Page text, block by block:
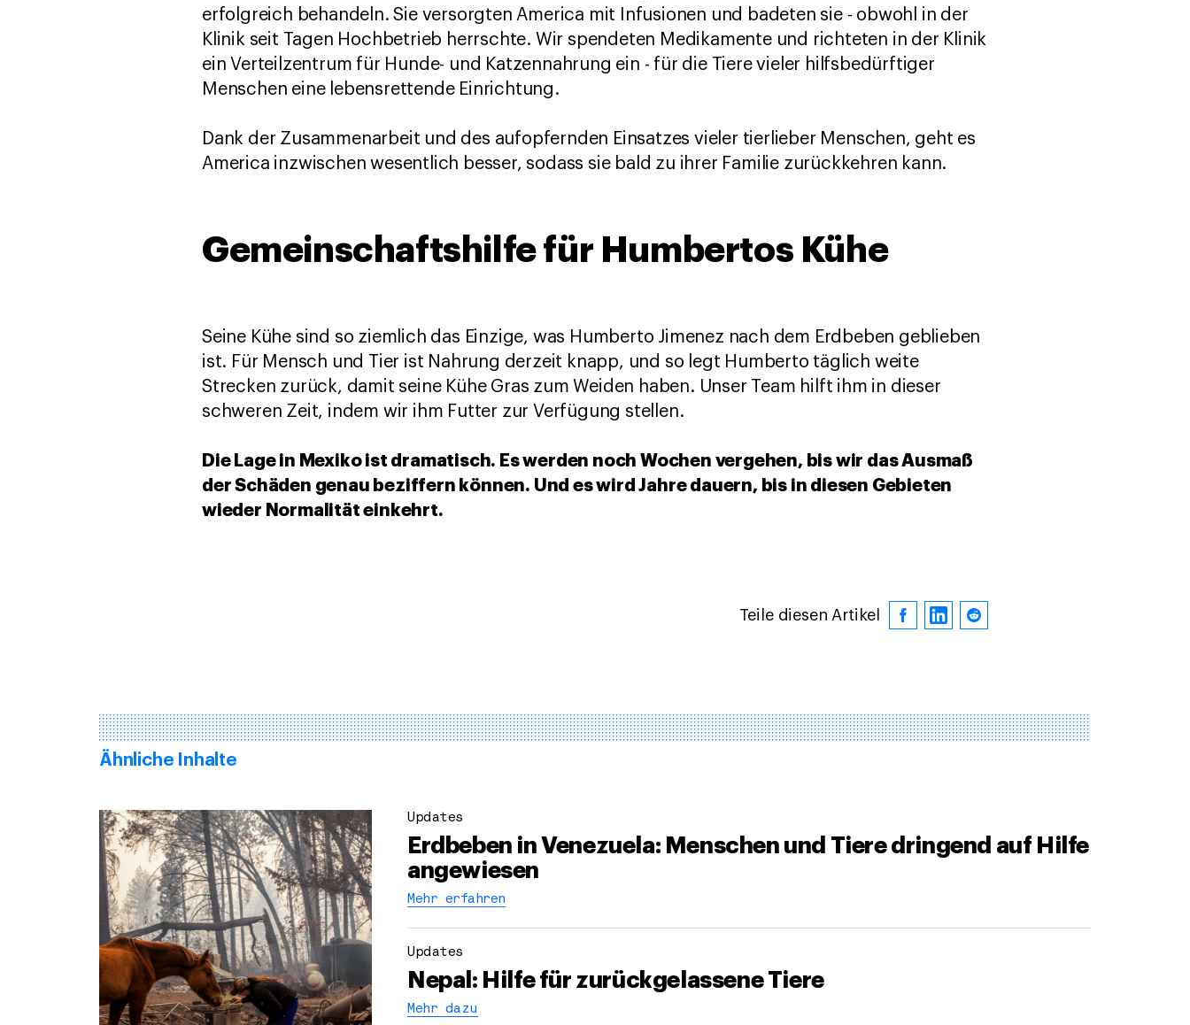
erfolgreich behandeln. Sie versorgten America mit Infusionen und badeten sie - obwohl in der
Klinik seit Tagen Hochbetrieb herrschte. Wir spendeten Medikamente und richteten in der Klinik
ein Verteilzentrum für Hunde- und Katzennahrung ein - für die Tiere vieler hilfsbedürftiger
Menschen eine lebensrettende Einrichtung.
Dank der Zusammenarbeit und des aufopfernden Einsatzes vieler tierlieber Menschen, geht es
America inzwischen wesentlich besser, sodass sie bald zu ihrer Familie zurückkehren kann.
Gemeinschaftshilfe für Humbertos Kühe
Seine Kühe sind so ziemlich das Einzige, was Humberto Jimenez nach dem Erdbeben geblieben
ist. Für Mensch und Tier ist Nahrung derzeit knapp, und so legt Humberto täglich weite
Strecken zurück, damit seine Kühe Gras zum Weiden haben. Unser Team hilft ihm in dieser
schweren Zeit, indem wir ihm Futter zur Verfügung stellen.
Die Lage in Mexiko ist dramatisch. Es werden noch Wochen vergehen, bis wir das Ausmaß
der Schäden genau beziffern können. Und es wird Jahre dauern, bis in diesen Gebieten
wieder Normalität einkehrt.
Teile diesen Artikel
Ähnliche Inhalte
Updates
Erdbeben in Venezuela: Menschen und Tiere dringend auf Hilfe
angewiesen
Mehr erfahren
Updates
Nepal: Hilfe für zurückgelassene Tiere
Mehr dazu